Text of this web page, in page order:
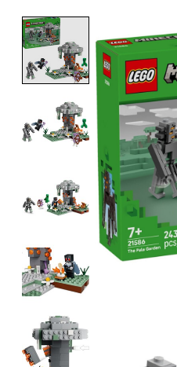
Product